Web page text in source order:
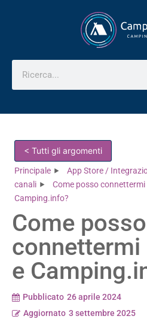
< Tutti gli argomenti
Principale App Store /
canali
Come posso connettermi
Camping.info?
Come posso
connettermi
e
Pubblicato 26 aprile 2024
Aggiornato 3 settembre 2025